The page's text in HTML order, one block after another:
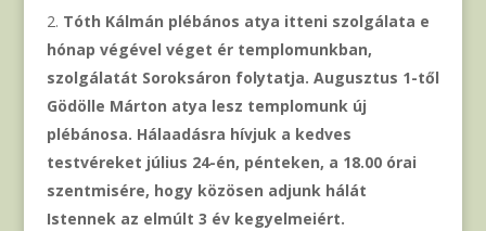
Tóth Kálmán plébános atya itteni szolgálata e
hónap végével véget ér templomunkban,
szolgálatát Soroksáron folytatja. Augusztus 1-től
Gödölle Márton atya lesz templomunk új
plébánosa. Hálaadásra hívjuk a kedves
testvéreket július 24-én, pénteken, a 18.00 órai
szentmisére, hogy közösen adjunk hálát
Istennek az elmúlt 3 év kegyelmeiért.